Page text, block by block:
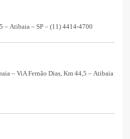
– Atibaia – SP – (11) 4414-4700
– ViA Fernão Dias, Km 44,5 – Atibaia